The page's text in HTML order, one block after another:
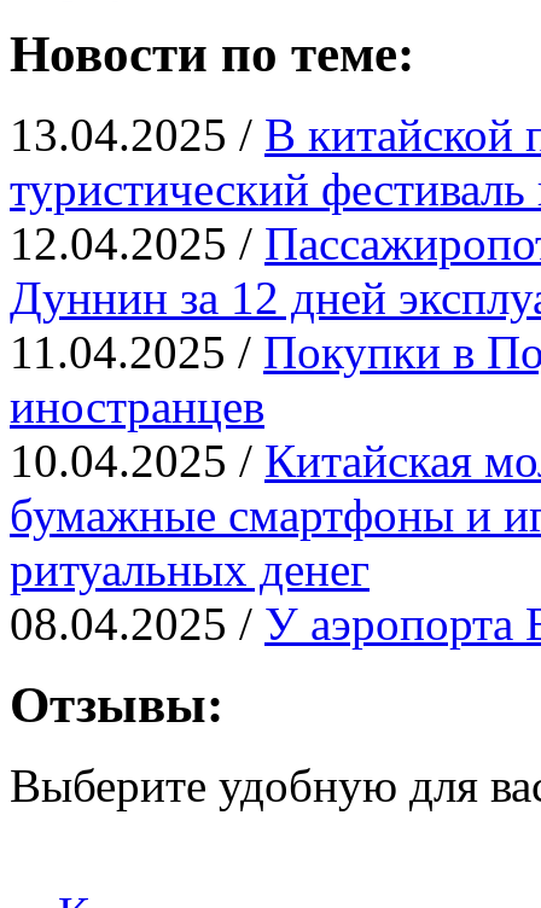
Новости по теме:
13.04.2025 / В китайской
туристический
12.04.2025 /
Дуннин за 12 дней
11.04.2025 / Покупки в
иностранцев
10.04.2025 / Китайская
бумажные смартфоны и
ритуальных денег
08.04.2025 / У аэропорта
Отзывы:
Выберите удобную для